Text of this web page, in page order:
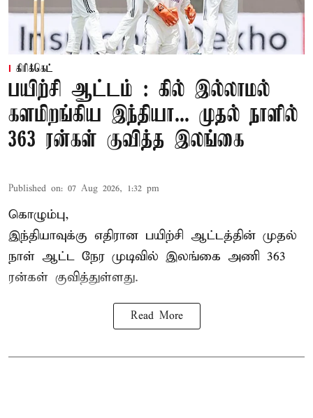
கிரிக்கெட்
பயிற்சி ஆட்டம் : கில் இல்லாமல்
களமிறங்கிய இந்தியா... முதல் நாளில்
363 ரன்கள் குவித்த இலங்கை
Published on: 07 Aug 2026, 1:32 pm
கொழும்பு,
இந்தியாவுக்கு எதிரான பயிற்சி ஆட்டத்தின் முதல்
நாள் ஆட்ட நேர முடிவில் இலங்கை அணி 363
ரன்கள் குவித்துள்ளது.
Read More